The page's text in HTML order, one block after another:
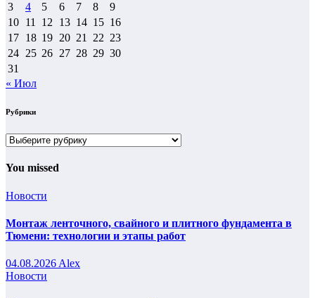
3
4 5 6 7 8
9
10 11 12 13 14 15 16
17 18 19 20 21 22 23
24 25 26 27 28 29 30
31
« Июл
Рубрики
Рубрики
You missed
Новости
Монтаж ленточного, свайного и плитного фундамента в
Тюмени: технологии и этапы работ
04.08.2026 Alex
Новости